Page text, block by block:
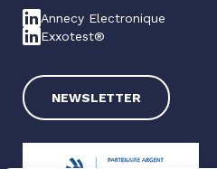
Annecy Electronique
Exxotest®
NEWSLETTER